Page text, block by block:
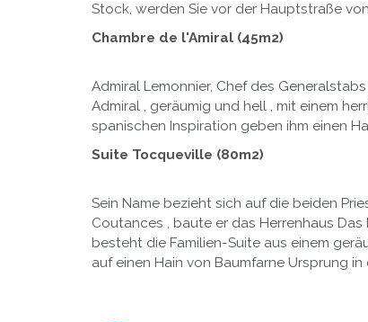
Stock, werden Sie vor der Hauptstraße
Chambre de l'Amiral (45m2)
Admiral Lemonnier, Chef des
Admiral , geräumig und hell , mit einem
spanischen Inspiration geben ihm einen
Suite Tocqueville (80m2)
Sein Name bezieht sich auf die beiden
Coutances , baute er das Herrenhaus
besteht die Familien-Suite aus einem
auf einen Hain von Baumfarne Ursprung